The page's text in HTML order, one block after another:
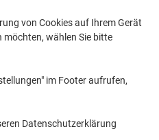
Kunststoffüberzug gegen
Fenster für individuelle
von Cookies auf Ihrem Gerät
möchten, wählen Sie bitte
im Footer aufrufen,
Datenschutzerklärung